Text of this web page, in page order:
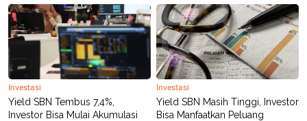
Investasi
Yield SBN Tembus 7,4%,
Investor Bisa Mulai Akumulasi
Investasi
Yield SBN Masih Tinggi, Investor
Bisa Manfaatkan Peluang